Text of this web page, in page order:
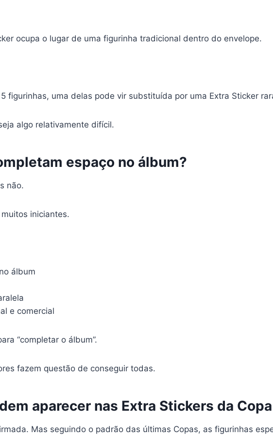
ocupa o lugar de uma figurinha tradicional dentro do envelope.
figurinhas, uma delas pode vir substituída por uma Extra Sticker
algo relativamente difícil.
espaço no álbum?
não.
iniciantes.
álbum
e comercial
“completar o álbum”.
fazem questão de conseguir todas.
aparecer nas Extra Stickers da
Mas seguindo o padrão das últimas Copas, as figurinhas